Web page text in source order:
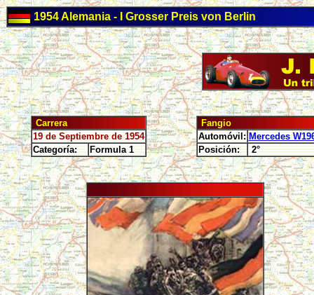
1954 Alemania - I Grosser Preis von Berlin
Carrera
19 de Septiembre de 1954
Categoría:
Formula 1
Fangio
Automóvil: Mercedes
Posición:
2°